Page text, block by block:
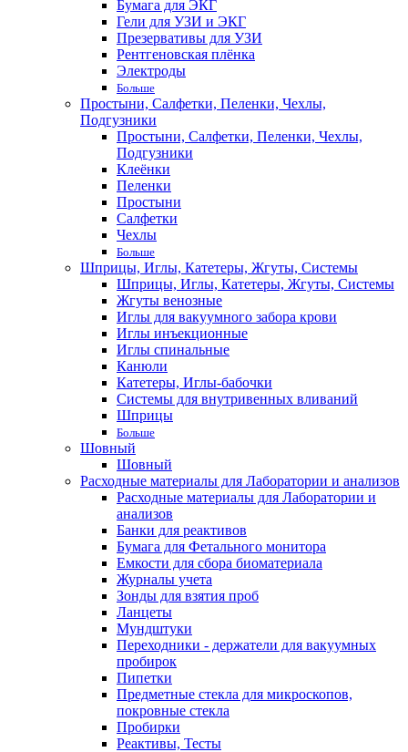
Бумага для ЭКГ
Гели для УЗИ и ЭКГ
Презервативы для УЗИ
Рентгеновская плёнка
Электроды
Больше
Простыни, Салфетки, Пеленки, Чехлы,
Подгузники
Простыни, Салфетки, Пеленки, Чехлы,
Подгузники
Клеёнки
Пеленки
Простыни
Салфетки
Чехлы
Больше
Шприцы, Иглы, Катетеры, Жгуты, Системы
Шприцы, Иглы, Катетеры, Жгуты, Системы
Жгуты венозные
Иглы для вакуумного забора крови
Иглы инъекционные
Иглы спинальные
Канюли
Катетеры, Иглы-бабочки
Системы для внутривенных вливаний
Шприцы
Больше
Шовный
Шовный
Расходные материалы для Лаборатории и анализов
Расходные материалы для Лаборатории и
анализов
Банки для реактивов
Бумага для Фетального монитора
Емкости для сбора биоматериала
Журналы учета
Зонды для взятия проб
Ланцеты
Мундштуки
Переходники - держатели для вакуумных
пробирок
Пипетки
Предметные стекла для микроскопов,
покровные стекла
Пробирки
Реактивы, Тесты